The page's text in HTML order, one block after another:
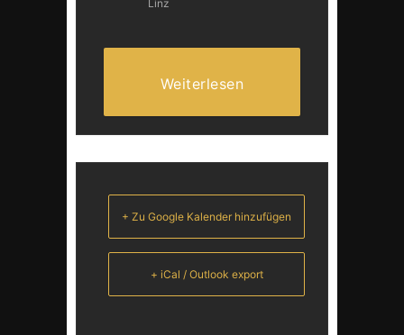
Linz
Weiterlesen
+ Zu Google Kalender hinzufügen
+ iCal / Outlook export